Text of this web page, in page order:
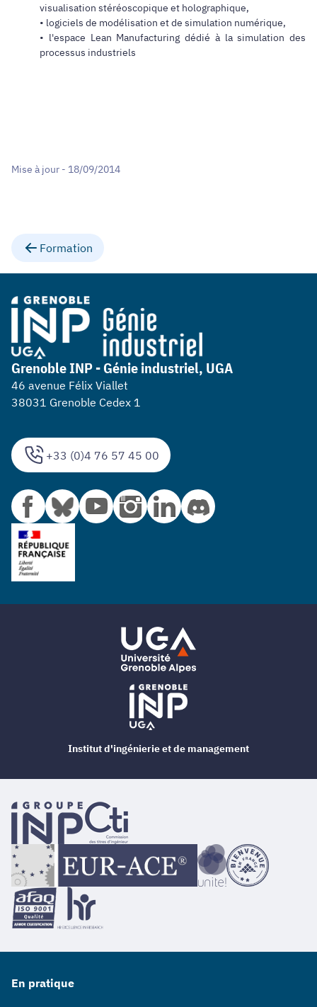
visualisation stéréoscopique et holographique,
• logiciels de modélisation et de simulation numérique,
• l'espace Lean Manufacturing dédié à la simulation des
processus industriels
Mise à jour - 18/09/2014
Formation
+33 (0)4 76 57 45 00
Grenoble INP - Génie industriel, UGA
46 avenue Félix Viallet
38031 Grenoble Cedex 1
En pratique
Institut d'ingénierie et de management